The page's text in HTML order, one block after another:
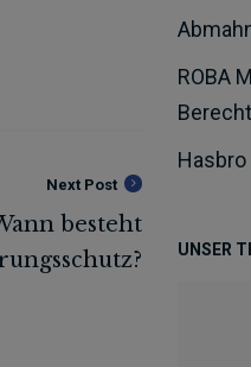
Next Post
ROBA
Hasbro
UNSER